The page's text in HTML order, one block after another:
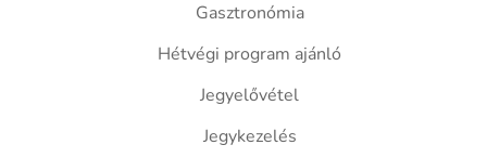
Gasztronómia
Hétvégi program ajánló
Jegyelővétel
Jegykezelés